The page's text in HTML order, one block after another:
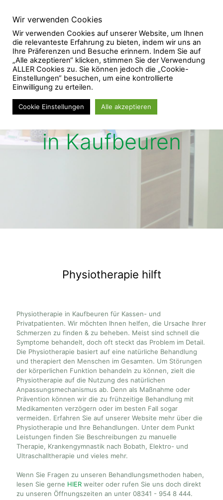
Physiotherapie
in Kaufbeuren
Physiotherapie hilft
Physiotherapie in Kaufbeuren für Kassen- und
Privatpatienten. Wir möchten Ihnen helfen, die Ursache Ihrer
Schmerzen zu finden & zu beheben. Meist sind schnell die
Symptome behandelt, doch oft steckt das Problem im Detail.
Die Physiotherapie basiert auf eine natürliche Behandlung
und therapiert den Menschen im Gesamten. Um Störungen
der körperlichen Funktion behandeln zu können, zielt die
Physiotherapie auf die Nutzung des natürlichen
Anpassungsmechanismus ab. Denn als Maßnahme oder
Prävention können wir die zu frühzeitige Behandlung mit
Medikamenten verzögern oder im besten Fall sogar
vermeiden. Erfahren Sie auf unserer Website mehr über die
Physiotherapie und Ihre Behandlungen. Unter dem Punkt
Leistungen finden Sie Beschreibungen zu manuelle
Therapie, Krankengymnastik nach Bobath, Elektro- und
Ultraschalltherapie und vieles mehr.
Wenn Sie Fragen zu unseren Behandlungsmethoden haben,
lesen Sie gerne HIER weiter oder rufen Sie uns doch direkt
zu unseren Öffnungszeiten an unter 08341 - 954 8 444.
Wir verwenden Cookies
Wir verwenden Cookies auf unserer Website, um Ihnen
die relevanteste Erfahrung zu bieten, indem wir uns an
Ihre Präferenzen und Besuche erinnern. Indem Sie auf
„Alle akzeptieren“ klicken, stimmen Sie der Verwendung
ALLER Cookies zu. Sie können jedoch die „Cookie-
Einstellungen“ besuchen, um eine kontrollierte
Einwilligung zu erteilen.
Cookie Einstellungen Alle akzeptieren